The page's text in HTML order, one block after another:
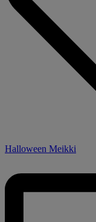
Halloween Meikki